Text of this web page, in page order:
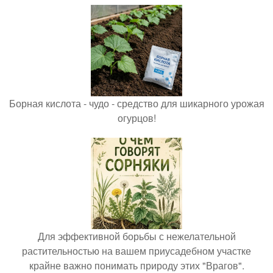
Борная кислота - чудо - средство для шикарного урожая
огурцов!
Для эффективной борьбы с нежелательной
растительностью на вашем приусадебном участке
крайне важно понимать природу этих "Врагов".